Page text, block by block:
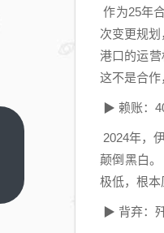
作为25年
次变更规
港口的运营
这不是合作
▶ 赖账：
2024年，
颠倒黑白
极低，根本
▶ 背弃：